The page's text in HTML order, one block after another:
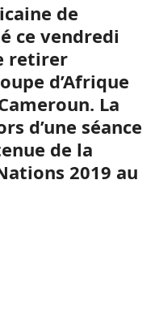
de
ce vendredi
retirer
d’Afrique
La
d’une séance
de la
2019 au